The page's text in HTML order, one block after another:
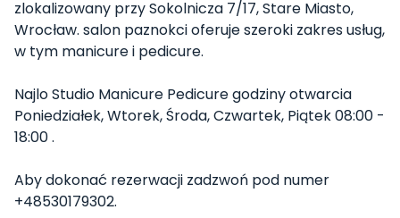
zlokalizowany przy Sokolnicza 7/17, Stare Miasto,
Wrocław. salon paznokci oferuje szeroki zakres usług,
w tym manicure i pedicure.
Najlo Studio Manicure Pedicure godziny otwarcia
Poniedziałek, Wtorek, Środa, Czwartek, Piątek 08:00 -
18:00 .
Aby dokonać rezerwacji zadzwoń pod numer
+48530179302.